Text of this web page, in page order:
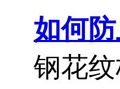
如何
钢花